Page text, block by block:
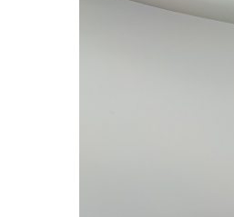
2 - Переднее правое
3 - Передняя правая